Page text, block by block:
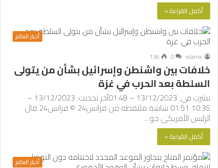
أكمل القراءة »
أخبار العالم
islamic
0
136
خلافات بين واشنطن وإسرائيل بشأن من يتولى
السلطة بعد الحرب في غزة
نشرت في: 13/12/2023 – 01:48آخر تحديث: 13/12/2023 –
10:35 01:51 شاشة ملتقطة من فرانس24 © فرانس24 قال
الرئيس الأمريكي جو…
أكمل القراءة »
أخبار العالم